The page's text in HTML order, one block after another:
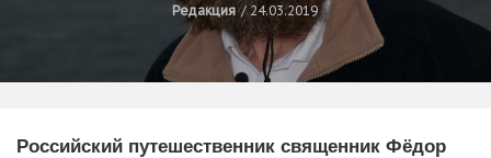
Редакция 24.03.2019
Российский путешественник священник Фёдор